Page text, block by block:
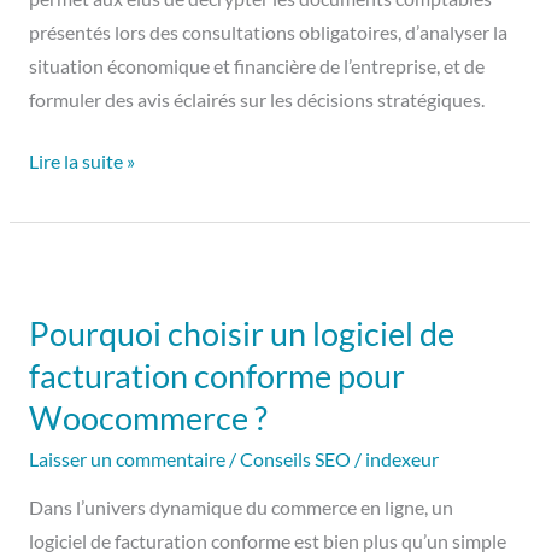
présentés lors des consultations obligatoires, d’analyser la
situation économique et financière de l’entreprise, et de
formuler des avis éclairés sur les décisions stratégiques.
Lire la suite »
Pourquoi choisir un logiciel de
facturation conforme pour
Woocommerce ?
Laisser un commentaire /Conseils SEO / indexeur
Dans l’univers dynamique du commerce en ligne, un
logiciel de facturation conforme est bien plus qu’un simple
un
logiciel
de
facturation
conforme
pour
Woocommerce